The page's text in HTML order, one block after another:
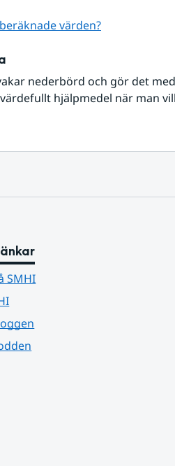
värden?
nederbörd och gör det
hjälpmedel när man
SMHI